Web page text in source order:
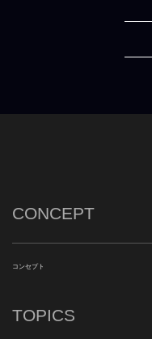
CONCEPT
コンセプト
TOPICS